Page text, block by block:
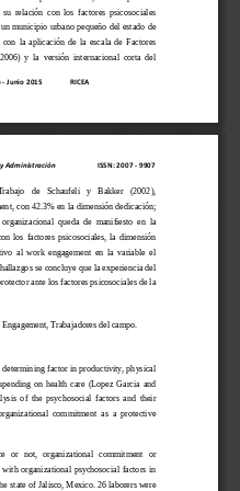
- Junio 2015 RICEA
su  relación  con  los  factores  psicosociales
municipio urbano pequeño del estado de
la  aplicación  de  la  escala  de  Factores
y  la  versión  internacional  corta  del
y Administración ISSN: 2007 - 9907
de   Schaufeli   y   Bakker   (2002),
con 42.3% en la dimensión dedicación;
organizacional  queda  de  manifiesto  en  la
los  factores  psicosociales,  la  dimensión
al  work  engagement  en  la  variable  el
se concluye que la experiencia del
ante los factores psicosociales de la
Trabajadores del campo.
determining factor in productivity, physical
on  health  care  (Lopez  Garcia  and
of  the  psychosocial  factors  and  their
commitment  as  a  protective
or   not,   organizational   commitment   or
with  organizational  psychosocial  factors  in
state of Jalisco, Mexico. 26 laborers were